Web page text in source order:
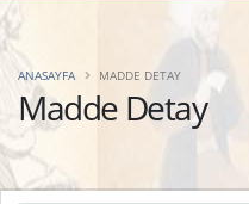
Madde Detay
ANASAYFA MADDE DETAY